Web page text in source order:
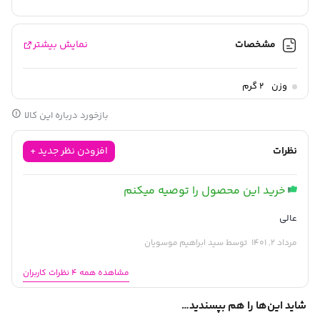
مشخصات نمایش بیشتر
وزن 2 گرم
بازخورد درباره این کالا
نظرات افزودن نظر جدید +
توسط سید ابراهیم موسویان مرداد 2, 1401
خرید این محصول را توصیه میکنم
عالی
مشاهده همه 4 نظرات کاربران
شاید این‌ها را هم بپسندید…